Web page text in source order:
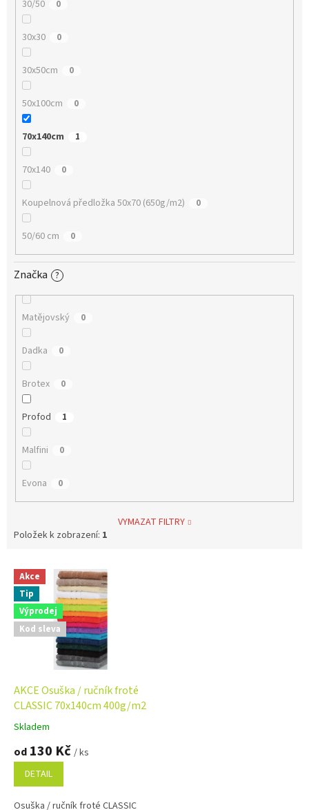
30/50 0
30x30 0
30x50cm 0
50x100cm 0
70x140cm 1
70x140 0
Koupelnová předložka 50x70 (650g/m2) 0
50/60 cm 0
Značka ?
Matějovský 0
Dadka 0
Brotex 0
Profod 1
Malfini 0
Evona 0
VYMAZAT FILTRY
Položek k zobrazení: 1
p
Akce
Tip
Výprodej
Kod sleva
AKCE Osuška / ručník froté
CLASSIC 70x140cm 400g/m2
Průměrné
produktu
4,9
Skladem
od 130 Kč / ks
DETAIL
Osuška / ručník froté CLASSIC